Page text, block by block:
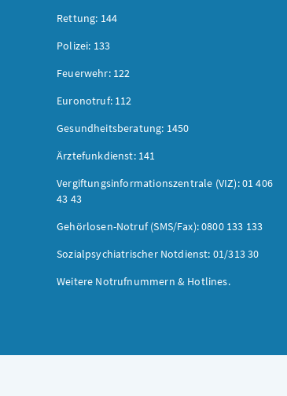
Rettung: 144
Polizei: 133
Feuerwehr: 122
Euronotruf: 112
Gesundheitsberatung: 1450
Ärztefunkdienst: 141
Vergiftungsinformationszentrale (VIZ): 01 406
43 43
Gehörlosen-Notruf (SMS/Fax): 0800 133 133
Sozialpsychiatrischer Notdienst: 01/313 30
Weitere Notrufnummern & Hotlines.